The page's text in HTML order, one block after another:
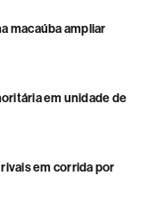
macaúba ampliar
em unidade de
em corrida por